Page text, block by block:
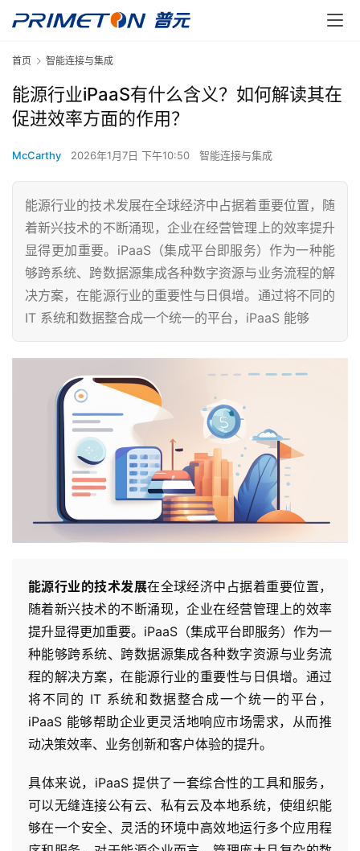
首页 智能连接与集成
能源行业iPaaS有什么含义？如何解读其在
促进效率方面的作用？
McCarthy 2026年1月7日 下午10:50 智能连接与集成
能源行业的技术发展在全球经济中占据着重要位置，随
着新兴技术的不断涌现，企业在经营管理上的效率提升
显得更加重要。iPaaS（集成平台即服务）作为一种能
够跨系统、跨数据源集成各种数字资源与业务流程的解
决方案，在能源行业的重要性与日俱增。通过将不同的
IT 系统和数据整合成一个统一的平台，iPaaS 能够
能源行业的技术发展在全球经济中占据着重要位置，
随着新兴技术的不断涌现，企业在经营管理上的效率
提升显得更加重要。iPaaS（集成平台即服务）作为一
种能够跨系统、跨数据源集成各种数字资源与业务流
程的解决方案，在能源行业的重要性与日俱增。通过
将不同的 IT 系统和数据整合成一个统一的平台，
iPaaS 能够帮助企业更灵活地响应市场需求，从而推
动决策效率、业务创新和客户体验的提升。
具体来说，iPaaS 提供了一套综合性的工具和服务，
可以无缝连接公有云、私有云及本地系统，使组织能
够在一个安全、灵活的环境中高效地运行多个应用程